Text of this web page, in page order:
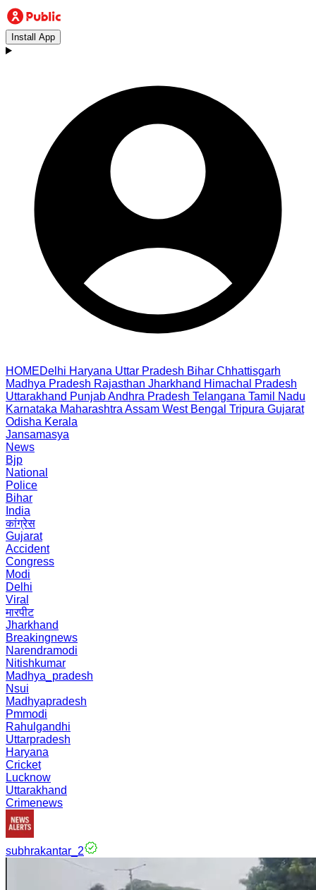
Install App
HOMEDelhi Haryana Uttar Pradesh Bihar Chhattisgarh
Madhya Pradesh Rajasthan Jharkhand Himachal Pradesh
Uttarakhand PunjabAndhra Pradesh Telangana Tamil Nadu
Karnataka Maharashtra Assam West Bengal Tripura Gujarat
Odisha Kerala
Jansamasya
News
Bjp
National
Police
Bihar
India
कांग्रेस
Gujarat
Accident
Congress
Modi
Delhi
Viral
मारपीट
Jharkhand
Breakingnews
Narendramodi
Nitishkumar
Madhya_pradesh
Nsui
Madhyapradesh
Pmmodi
Rahulgandhi
Uttarpradesh
Haryana
Cricket
Lucknow
Uttarakhand
Crimenews
subhrakantar_2